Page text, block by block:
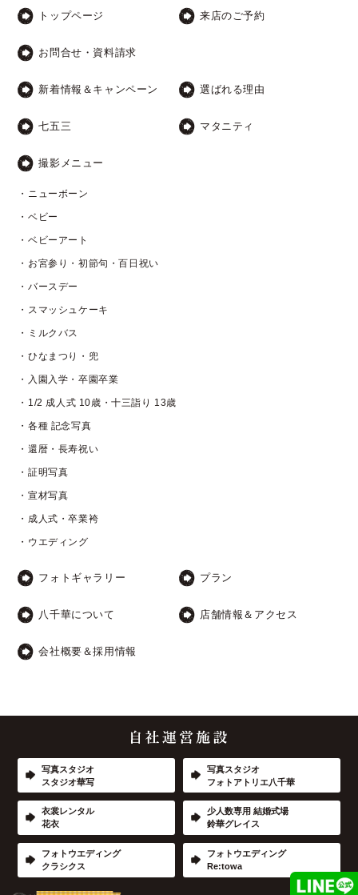
トップページ 来店のご予約
お問合せ・資料請求
新着情報＆キャンペーン 選ばれる理由
七五三 マタニティ
撮影メニュー
・ニューボーン
・ベビー
・ベビーアート
・お宮参り・初節句・百日祝い
・バースデー
・スマッシュケーキ
・ミルクバス
・ひなまつり・兜
・入園入学・卒園卒業
・1/2 成人式 10歳・十三詣り 13歳
・各種 記念写真
・還暦・長寿祝い
・証明写真
・宣材写真
・成人式・卒業袴
・ウエディング
フォトギャラリー プラン
八千華について 店舗情報＆アクセス
会社概要＆採用情報
写真スタジオ
スタジオ華写
写真スタジオ
フォトアトリエ八千華
衣裳レンタル
花衣
少人数専用 結婚式場
鈴華グレイス
フォトウエディング
クラシクス
フォトウエディング
Re:towa